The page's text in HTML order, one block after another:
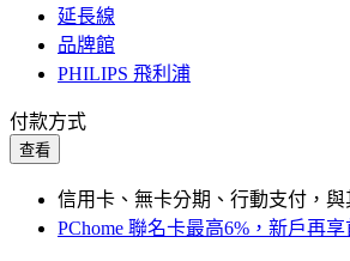
延長線
品牌館
PHILIPS 飛利浦
付款方式
查看
信用卡、無卡分期、行動支付，
PChome 聯名卡最高6%，新戶再享